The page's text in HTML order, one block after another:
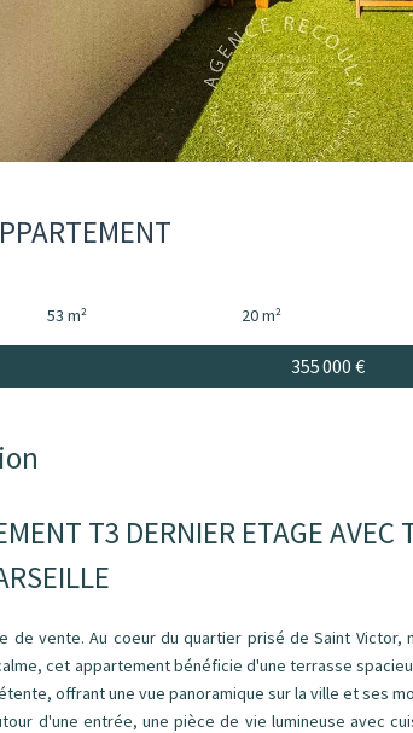
53 m² 20 m²
355 000 €
T3 DERNIER ETAGE AVEC
de vente. Au coeur du quartier prisé de Saint
cet appartement bénéficie d'une terrasse
offrant une vue panoramique sur la ville et ses
d'une entrée, une pièce de vie lumineuse avec